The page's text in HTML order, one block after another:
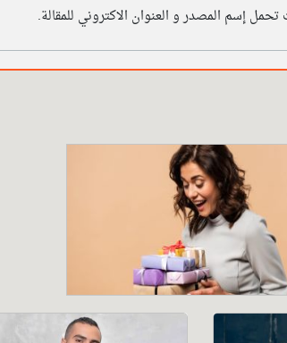
تحمل إسم المصدر و العنوان الاكتروني للمقالة.